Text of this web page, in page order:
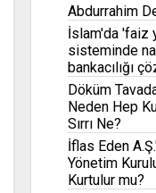
Abdurrahim
İslam'da 'faiz
sisteminde
bankacılığı
Döküm
Neden Hep
Sırrı Ne?
İflas Eden
Yönetim
Kurtulur mu?